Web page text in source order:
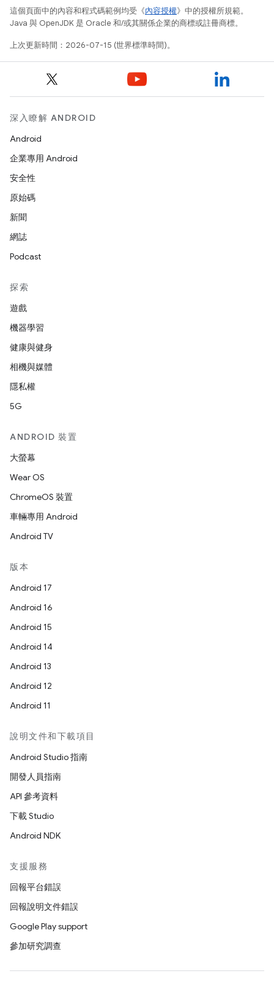
這個頁面中的內容和程式碼範例均受《內容授權》中的授權所規範。
Java 與 OpenJDK 是 Oracle 和/或其關係企業的商標或註冊商標。
上次更新時間：2026-07-15 (世界標準時間)。
深入瞭解 ANDROID
Android
企業專用 Android
安全性
原始碼
新聞
網誌
Podcast
探索
遊戲
機器學習
健康與健身
相機與媒體
隱私權
5G
ANDROID 裝置
大螢幕
Wear OS
ChromeOS 裝置
車輛專用 Android
Android TV
版本
Android 17
Android 16
Android 15
Android 14
Android 13
Android 12
Android 11
說明文件和下載項目
Android Studio 指南
開發人員指南
API 參考資料
下載 Studio
Android NDK
支援服務
回報平台錯誤
回報說明文件錯誤
Google Play support
參加研究調查